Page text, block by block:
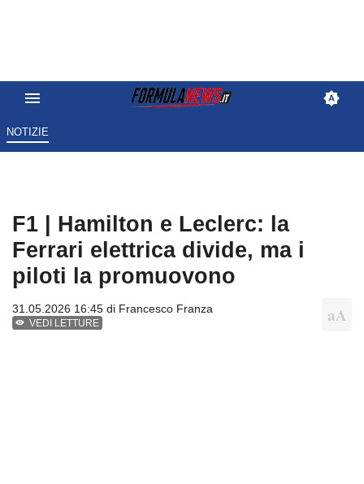
NOTIZIE
F1 | Hamilton e Leclerc: la
Ferrari elettrica divide, ma i
piloti la promuovono
31.05.2026 16:45 di Francesco Franza
VEDI LETTURE